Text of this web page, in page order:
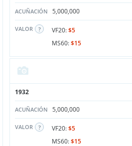
ACUÑACIÓN 5,000,000
VALOR VF20:$5
MS60:$15
1932
ACUÑACIÓN 5,000,000
VALOR VF20:$5
MS60:$15